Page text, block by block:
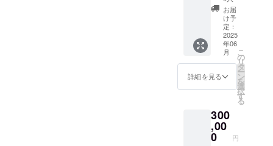
さい。
ご希望
でない
方はそ
の旨を
備考に
ご入力
くださ
い。 ＊
このリ
は
100,000
円/200,
000
和7年7
月1日か
ら1年間
掲載 機
関紙：
オリー
ブメー
ル冬号
掲載 備
考欄の
須です
・ご支
援時、
掲載ご
礼状】
【領収
書
兼 税
額控除
に係る
証明
書】 ★
ご希望
の方
お名前
を掲
載】
【法人
お届
け予
定：
2025
年06
月
詳細を見る
こ
の
リ
タ
ー
ン
を
選
択
す
る
300
,00
0 円